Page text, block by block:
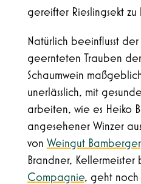
gereifter Rieslingsekt
Natürlich beeinflusst
geernteten Trauben
Schaumwein
unerlässlich, mit
arbeiten, wie es Heiko
angesehener Winzer
von Weingut Bamberger
Brandner, Kellermeister
Compagnie, geht noch